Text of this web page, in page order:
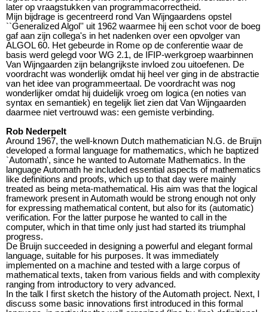
later op vraagstukken van programmacorrectheid.
Mijn bijdrage is gecentreerd rond Van Wijngaardens opstel
``Generalized Algol'' uit 1962 waarmee hij een schot voor de boeg
gaf aan zijn collega's in het nadenken over een opvolger van
ALGOL 60. Het gebeurde in Rome op de conferentie waar de
basis werd gelegd voor WG 2.1, de IFIP-werkgroep waarbinnen
Van Wijngaarden zijn belangrijkste invloed zou uitoefenen. De
voordracht was wonderlijk omdat hij heel ver ging in de abstractie
van het idee van programmeertaal. De voordracht was nog
wonderlijker omdat hij duidelijk vroeg om logica (en noties van
syntax en semantiek) en tegelijk liet zien dat Van Wijngaarden
daarmee niet vertrouwd was: een gemiste verbinding.
Rob Nederpelt
Around 1967, the well-known Dutch mathematician N.G. de Bruijn
developed a formal language for mathematics, which he baptized
`Automath', since he wanted to Automate Mathematics. In the
language Automath he included essential aspects of mathematics
like definitions and proofs, which up to that day were mainly
treated as being meta-mathematical. His aim was that the logical
framework present in Automath would be strong enough not only
for expressing mathematical content, but also for its (automatic)
verification. For the latter purpose he wanted to call in the
computer, which in that time only just had started its triumphal
progress.
De Bruijn succeeded in designing a powerful and elegant formal
language, suitable for his purposes. It was immediately
implemented on a machine and tested with a large corpus of
mathematical texts, taken from various fields and with complexity
ranging from introductory to very advanced.
In the talk I first sketch the history of the Automath project. Next, I
discuss some basic innovations first introduced in this formal